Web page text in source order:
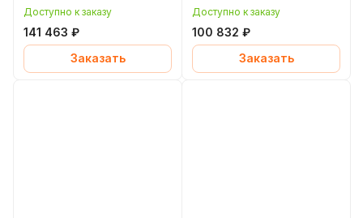
4, 3,2 кВт, уплотнение
EPDM, Grundfos
(Грундфос)
Доступно к заказу
141 463 ₽
Заказать
1,2 кВт, уплотнение
EPDM, Grundfos
(Грундфос)
Доступно к заказу
100 832 ₽
Заказать